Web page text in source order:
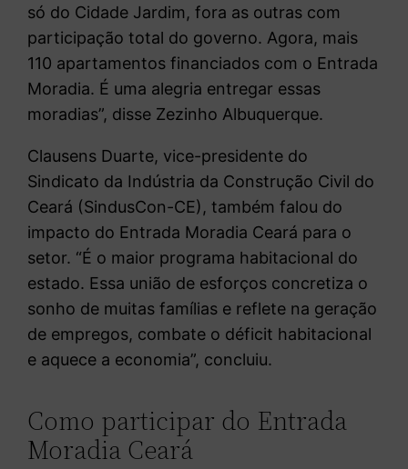
só do Cidade Jardim, fora as outras com
participação total do governo. Agora, mais
110 apartamentos financiados com o Entrada
Moradia. É uma alegria entregar essas
moradias”, disse Zezinho Albuquerque.
Clausens Duarte, vice-presidente do
Sindicato da Indústria da Construção Civil do
Ceará (SindusCon-CE), também falou do
impacto do Entrada Moradia Ceará para o
setor. “É o maior programa habitacional do
estado. Essa união de esforços concretiza o
sonho de muitas famílias e reflete na geração
de empregos, combate o déficit habitacional
e aquece a economia”, concluiu.
Como participar do Entrada
Moradia Ceará